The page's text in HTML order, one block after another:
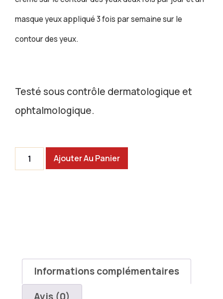
masque yeux appliqué 3 fois par semaine sur le
contour des yeux.
Testé sous contrôle dermatologique et
ophtalmologique.
Ajouter Au Panier
Informations complémentaires